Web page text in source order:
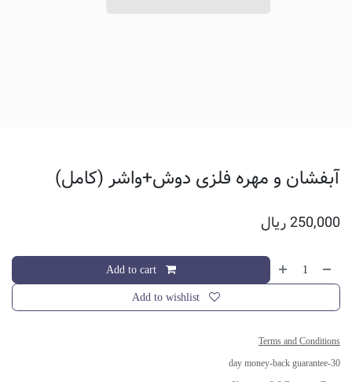
آبفشان و مهره فلزی دوش+واشر (کامل)
250,000ریال
Add to cart
Add to wishlist
Terms and Conditions
30-day money-back guarantee